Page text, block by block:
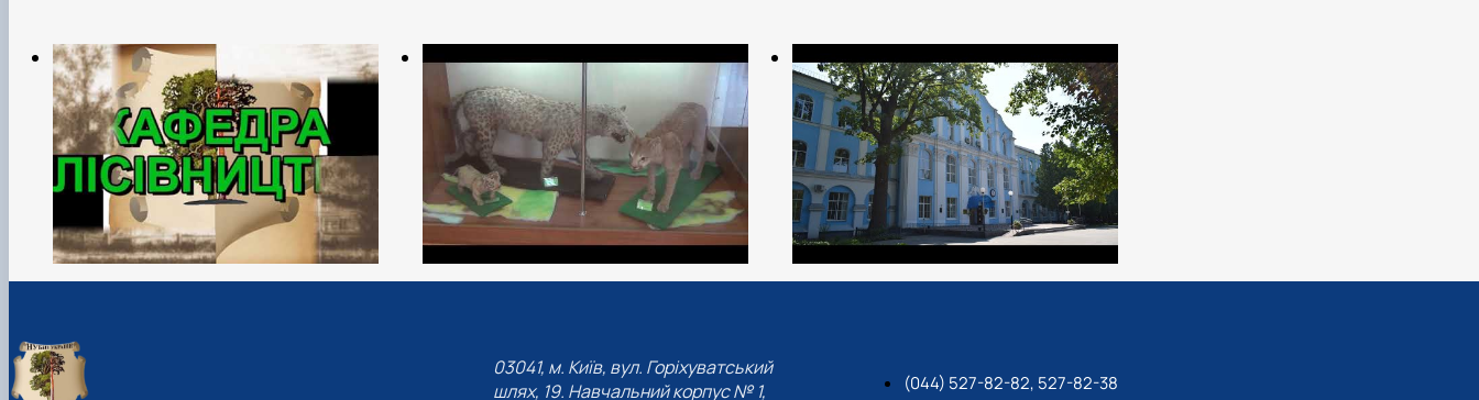
03041, м. Київ, вул. Горіхуватський
шлях, 19. Навчальний корпус № 1,
(044) 527-82-82, 527-82-38